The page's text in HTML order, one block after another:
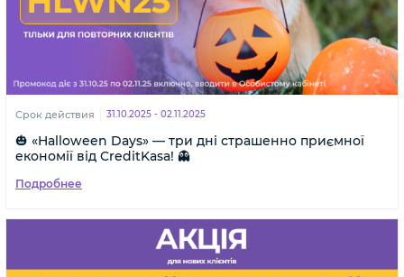
Срок действия 31.10.2025 - 02.11.2025
🎃 «Halloween Days» — три дні страшенно приємної
економії від CreditKasa! 👻
Подробнее